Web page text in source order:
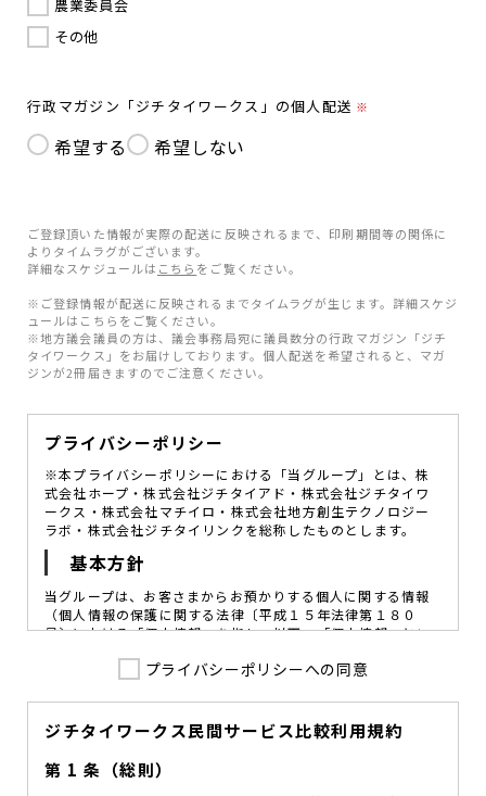
農業委員会
その他
行政マガジン「ジチタイワークス」の個人配送 ※
希望する 希望しない
ご登録頂いた情報が実際の配送に反映されるまで、印刷期間等の関係に
よりタイムラグがございます。
詳細なスケジュールは こちら をご覧ください。
※ご登録情報が配送に反映されるまでタイムラグが生じます。詳細スケジ
ュールはこちらをご覧ください。
※地方議会議員の方は、議会事務局宛に議員数分の行政マガジン「ジチ
タイワークス」をお届けしております。個人配送を希望されると、マガ
ジンが2冊届きますのでご注意ください。
プライバシーポリシー
※本プライバシーポリシーにおける「当グループ」とは、株
式会社ホープ・株式会社ジチタイアド・株式会社ジチタイワ
ークス・株式会社マチイロ・株式会社地方創生テクノロジー
ラボ・株式会社ジチタイリンクを総称したものとします。
基本方針
当グループは、お客さまからお預かりする個人に関する情報
（個人情報の保護に関する法律〔平成１５年法律第１８０
号〕における「個人情報」を指し、以下、「個人情報」とい
図ることが、重要な社会的責務であると考えております。
を定め、役員及び従業員に個人情報保護の重要性の認識と取
組みを徹底させることによって、個人情報の適切な取り扱い
に努めてまいります。
プライバシーポリシーへの同意
ジチタイワークス民間サービス比較利用規約
第 1 条（総則）